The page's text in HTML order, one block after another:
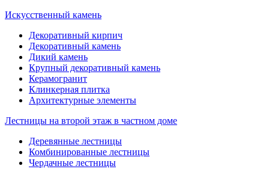
Искусственный камень
Декоративный кирпич
Декоративный камень
Дикий камень
Крупный декоративный камень
Керамогранит
Клинкерная плитка
Архитектурные элементы
Лестницы на второй этаж в частном доме
Деревянные лестницы
Комбинированные лестницы
Чердачные лестницы